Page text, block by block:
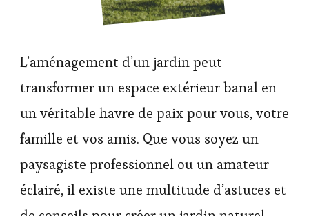
L’aménagement d’un jardin peut
transformer un espace extérieur banal en
un véritable havre de paix pour vous, votre
famille et vos amis. Que vous soyez un
paysagiste professionnel ou un amateur
éclairé, il existe une multitude d’astuces et